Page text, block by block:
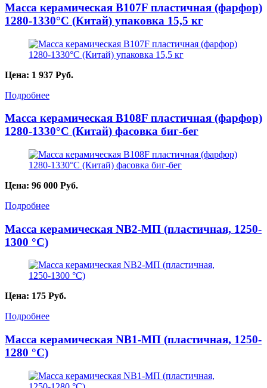
Масса керамическая B107F пластичная (фарфор)
1280-1330°С (Китай) упаковка 15,5 кг
Цена: 1 937 Руб.
Подробнее
Масса керамическая B108F пластичная (фарфор)
1280-1330°С (Китай) фасовка биг-бег
Цена: 96 000 Руб.
Подробнее
Масса керамическая NB2-МП (пластичная, 1250-
1300 °C)
Цена: 175 Руб.
Подробнее
Масса керамическая NB1-МП (пластичная, 1250-
1280 °C)